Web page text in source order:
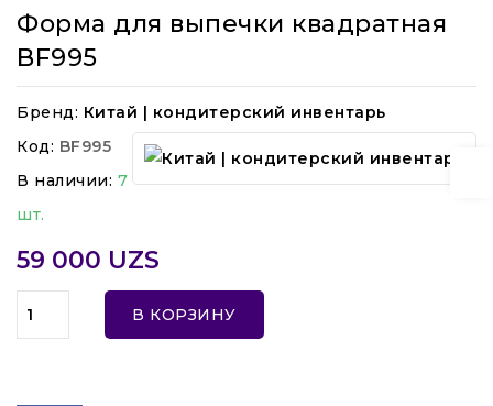
Форма для выпечки квадратная
BF995
Бренд: Китай | кондитерский инвентарь
Код: BF995
В наличии: 7
шт.
59 000 UZS
В КОРЗИНУ